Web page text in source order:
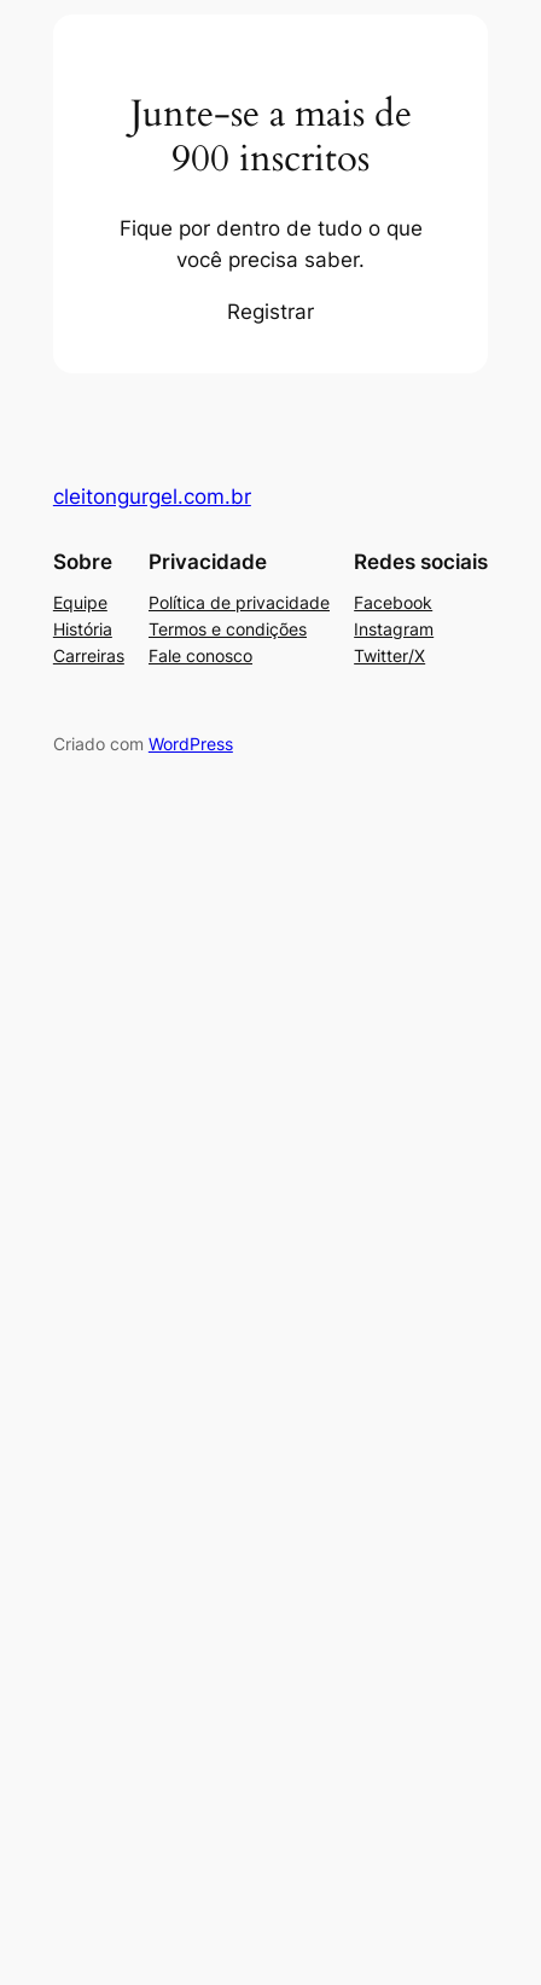
Junte-se a mais de
900 inscritos
Fique por dentro de tudo o que
você precisa saber.
Registrar
cleitongurgel.com.br
Sobre
Equipe
História
Carreiras
Privacidade
Política de privacidade
Termos e condições
Fale conosco
Redes sociais
Facebook
Instagram
Twitter/X
Criado com WordPress